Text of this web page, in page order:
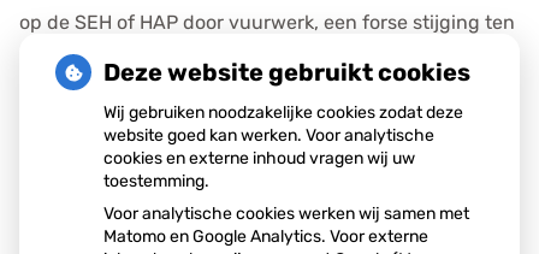
op de SEH of HAP door vuurwerk, een forse stijging ten
opzichte van vorig jaar. Vooral het aantal SEH-
slachtoffers nam toe, met opvallend veel ernstig
gewonde kinderen. De toename komt niet door meer
illegaal vuurwerk, maar mogelijk door risicovoller
gedrag van afstekers.
Deze website gebruikt cookies
Wij gebruiken noodzakelijke cookies zodat deze
website goed kan werken. Voor analytische
cookies en externe inhoud vragen wij uw
toestemming.
Voor analytische cookies werken wij samen met
Matomo en Google Analytics. Voor externe